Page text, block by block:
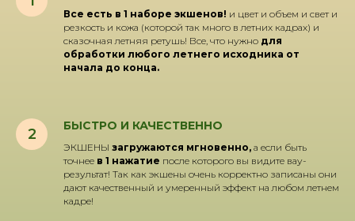
Все есть в 1 наборе экшенов! и цвет и объем и свет и
резкость и кожа (которой так много в летних кадрах) и
сказочная летняя ретушь! Все, что нужно для
обработки любого летнего исходника от
начала до конца.
БЫСТРО И КАЧЕСТВЕННО
ЭКШЕНЫ загружаются мгновенно, а если быть
точнее в 1 нажатие после которого вы видите вау-
результат! Так как экшены очень корректно записаны они
дают качественный и умеренный эффект на любом летнем
кадре!